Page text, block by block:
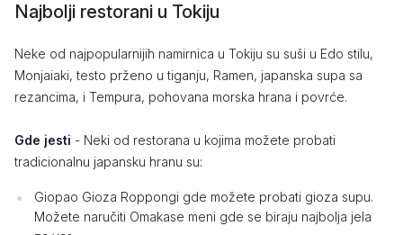
Najbolji restorani u Tokiju
Neke od najpopularnijih namirnica u Tokiju su suši u Edo stilu,
Monjaiaki, testo prženo u tiganju, Ramen, japanska supa sa
rezancima, i Tempura, pohovana morska hrana i povrće.
Gde jesti - Neki od restorana u kojima možete probati
tradicionalnu japansku hranu su:
Giopao Gioza Roppongi gde možete probati gioza supu.
Možete naručiti Omakase meni gde se biraju najbolja jela